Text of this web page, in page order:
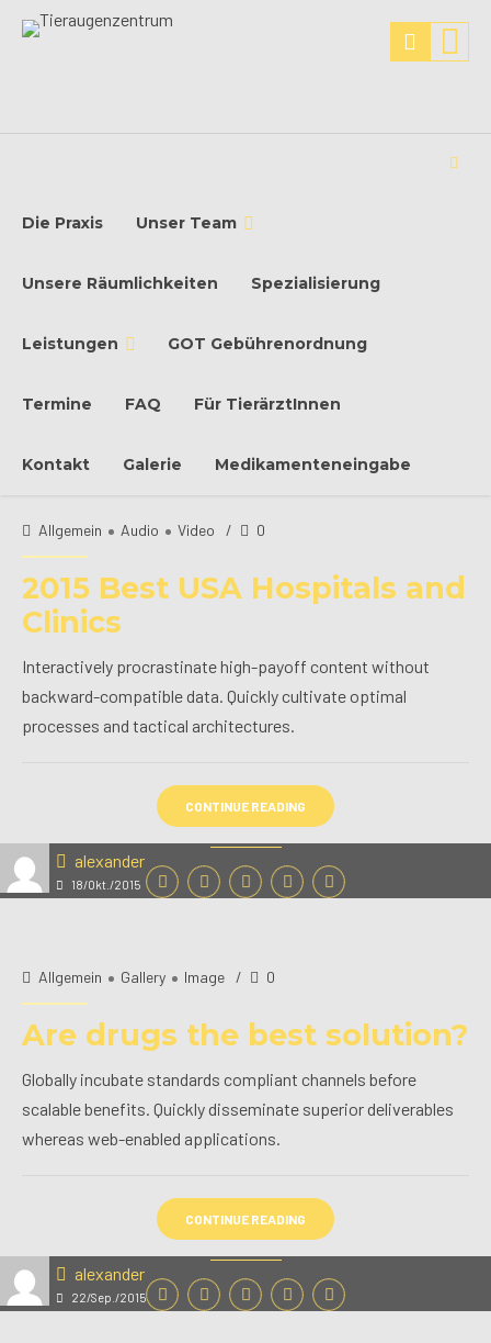
Die Praxis Unser Team
Unsere Räumlichkeiten Spezialisierung
Leistungen GOT Gebührenordnung
Termine FAQ Für TierärztInnen
Kontakt Galerie Medikamenteneingabe
alexander
18/Okt./2015
Allgemein Audio Video 0
2015 Best USA Hospitals and
Clinics
Interactively procrastinate high-payoff content without
backward-compatible data. Quickly cultivate optimal
processes and tactical architectures.
CONTINUE READING
alexander
22/Sep./2015
Allgemein Gallery Image 0
Are drugs the best solution?
Globally incubate standards compliant channels before
scalable benefits. Quickly disseminate superior deliverables
whereas web-enabled applications.
CONTINUE READING